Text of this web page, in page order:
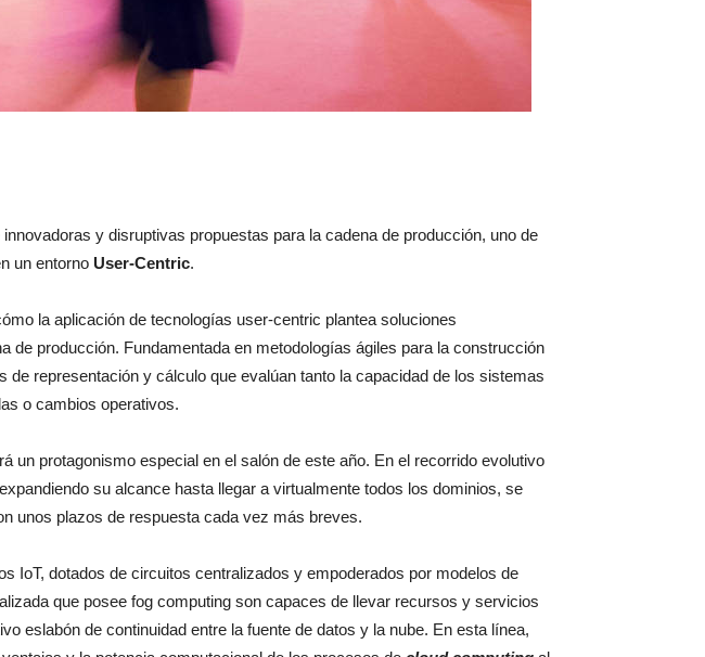
y disruptivas propuestas para la cadena de producción, uno de
un entorno User-Centric.
la aplicación de tecnologías user-centric plantea soluciones
de producción. Fundamentada en metodologías ágiles para la construcción
representación y cálculo que evalúan tanto la capacidad de los sistemas
o cambios operativos.
un protagonismo especial en el salón de este año. En el recorrido evolutivo
su alcance hasta llegar a virtualmente todos los dominios, se
unos plazos de respuesta cada vez más breves.
IoT, dotados de circuitos centralizados y empoderados por modelos de
que posee fog computing son capaces de llevar recursos y servicios
eslabón de continuidad entre la fuente de datos y la nube. En esta línea,